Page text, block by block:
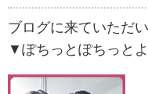
ブログに来ていただ
▼ぽちっとぽちっと